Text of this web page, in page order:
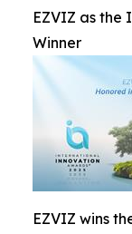
EZVIZ as the
Winner
EZVIZ wins